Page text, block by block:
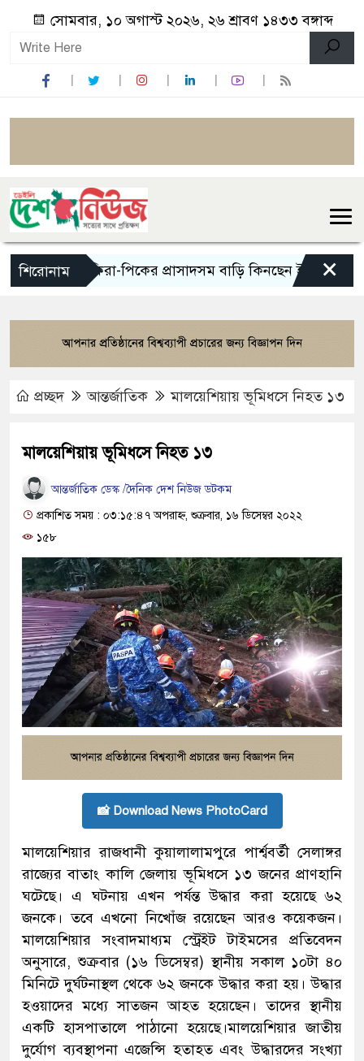
সোমবার, ১০ অগাস্ট ২০২৬, ২৬ শ্রাবণ ১৪৩৩ বঙ্গাব্দ
শিরোনাম
শাকিরা-পিকের প্রাসাদসম বাড়ি কিনছেন ইয়ামাল, দাম
×
প্রচ্ছদ আন্তর্জাতিক মালয়েশিয়ায় ভূমিধসে নিহত ১৩
মালয়েশিয়ায় ভূমিধসে নিহত ১৩
আন্তর্জাতিক ডেস্ক /দৈনিক দেশ নিউজ ডটকম
প্রকাশিত সময় : ০৩:১৫:৪৭ অপরাহ্ন, শুক্রবার, ১৬ ডিসেম্বর ২০২২
১৫৮
📸 Download News PhotoCard
মালয়েশিয়ার রাজধানী কুয়ালালামপুরে পার্শ্ববর্তী সেলাঙ্গর
রাজ্যের বাতাং কালি জেলায় ভূমিধসে ১৩ জনের প্রাণহানি
ঘটেছে। এ ঘটনায় এখন পর্যন্ত উদ্ধার করা হয়েছে ৬২
জনকে। তবে এখনো নিখোঁজ রয়েছেন আরও কয়েকজন।
মালয়েশিয়ার সংবাদমাধ্যম স্ট্রেইট টাইমসের প্রতিবেদন
অনুসারে, শুক্রবার (১৬ ডিসেম্বর) স্থানীয় সকাল ১০টা ৪০
মিনিটে দুর্ঘটনাস্থল থেকে ৬২ জনকে উদ্ধার করা হয়। উদ্ধার
হওয়াদের মধ্যে সাতজন আহত হয়েছেন। তাদের স্থানীয়
একটি হাসপাতালে পাঠানো হয়েছে।মালয়েশিয়ার জাতীয়
দুর্যোগ ব্যবস্থাপনা এজেন্সি হতাহত এবং উদ্ধারদের সংখ্যা